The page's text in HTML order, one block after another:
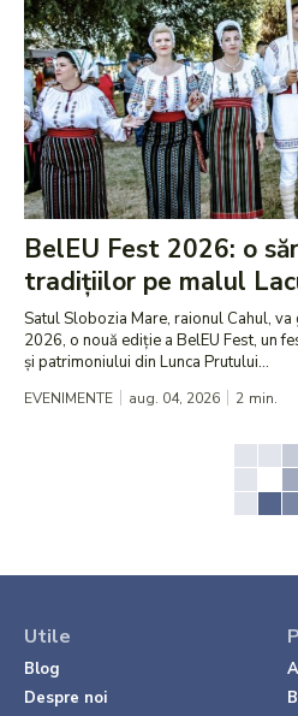
BelEU Fest 2026: o
tradițiilor pe malul
Satul Slobozia Mare, raionul Cahul,
2026, o nouă ediție a BelEU Fest, un
și patrimoniului din Lunca Prutului...
EVENIMENTE aug. 04, 2026 2 min.
Utile
Blog
Despre noi